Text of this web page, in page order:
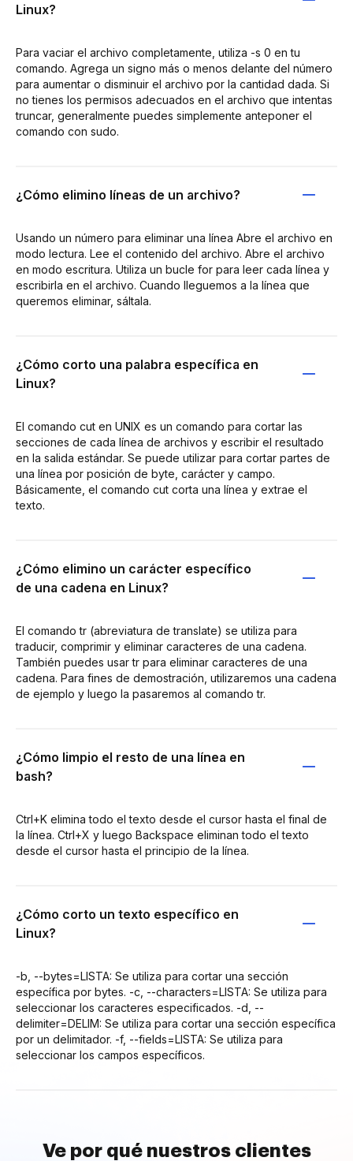
Linux?
Para vaciar el archivo completamente, utiliza -s 0 en tu
comando. Agrega un signo más o menos delante del número
para aumentar o disminuir el archivo por la cantidad dada. Si
no tienes los permisos adecuados en el archivo que intentas
truncar, generalmente puedes simplemente anteponer el
comando con sudo.
¿Cómo elimino líneas de un archivo?
Usando un número para eliminar una línea Abre el archivo en
modo lectura. Lee el contenido del archivo. Abre el archivo
en modo escritura. Utiliza un bucle for para leer cada línea y
escribirla en el archivo. Cuando lleguemos a la línea que
queremos eliminar, sáltala.
¿Cómo corto una palabra específica en
Linux?
El comando cut en UNIX es un comando para cortar las
secciones de cada línea de archivos y escribir el resultado
en la salida estándar. Se puede utilizar para cortar partes de
una línea por posición de byte, carácter y campo.
Básicamente, el comando cut corta una línea y extrae el
texto.
¿Cómo elimino un carácter específico
de una cadena en Linux?
El comando tr (abreviatura de translate) se utiliza para
traducir, comprimir y eliminar caracteres de una cadena.
También puedes usar tr para eliminar caracteres de una
cadena. Para fines de demostración, utilizaremos una cadena
de ejemplo y luego la pasaremos al comando tr.
¿Cómo limpio el resto de una línea en
bash?
Ctrl+K elimina todo el texto desde el cursor hasta el final de
la línea. Ctrl+X y luego Backspace eliminan todo el texto
desde el cursor hasta el principio de la línea.
¿Cómo corto un texto específico en
Linux?
-b, --bytes=LISTA: Se utiliza para cortar una sección
específica por bytes. -c, --characters=LISTA: Se utiliza para
seleccionar los caracteres especificados. -d, --
delimiter=DELIM: Se utiliza para cortar una sección específica
por un delimitador. -f, --fields=LISTA: Se utiliza para
seleccionar los campos específicos.
Ve por qué nuestros clientes